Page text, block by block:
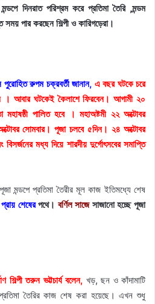
দিনরাত পরিশ্রম করে প্রতিমা তৈরি ,মন্ডম
পার করছেন শিল্পী ও কারিগড়েরা।
পুরোহিত রুপম চক্রবর্তী জানান, এ বছর ঘটকে চরে
। আবার ঘটকেই কৈলাশে ফিরবেন। আগামী ২০
মহাষষ্ঠী পালিত হবে । মহাঅষ্টমী ২২ অক্টোবর
সোমবার। পূজা চলবে ৫দিন। ২৪ অক্টোবর
মধ্য দিয়ে শারদীয় দুর্গোৎসবের সমাপ্তি
মন্ডপে প্রতিমা তৈরীর মূল কাজ ইতিমধ্যে শেষ
প্রায় শেষেরপথে। বর্ণিল সাজেসাজানো হচ্ছে পূজা
শিল্পী তরুন ভট্টচার্য বলেন, খড়, ছন ও কাঁদামাটি
তৈরির কাজ শেষ করা হয়েছে। এখন শুধু